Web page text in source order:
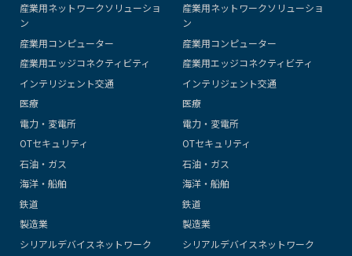
産業用ネットワークソリューショ
ン
産業用コンピューター
産業用エッジコネクティビティ
インテリジェント交通
医療
電力・変電所
OTセキュリティ
石油・ガス
海洋・船舶
鉄道
製造業
シリアルデバイスネットワーク
産業用ネットワークソリューショ
ン
産業用コンピューター
産業用エッジコネクティビティ
インテリジェント交通
医療
電力・変電所
OTセキュリティ
石油・ガス
海洋・船舶
鉄道
製造業
シリアルデバイスネットワーク